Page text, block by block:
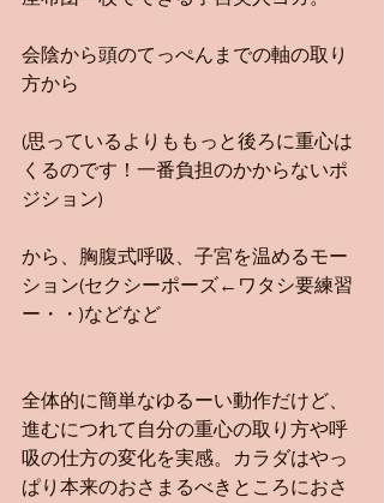
会陰から頭のてっぺんまでの軸の取り
方から
(思っているよりももっと後ろに重心は
くるのです！一番負担のかからないポ
ジション)
から、胸腹式呼吸、子宮を温めるモー
ション(セクシーポーズ←ワタシ要練習
ー・・)などなど
全体的に簡単なゆるーい動作だけど、
進むにつれて自分の重心の取り方や呼
吸の仕方の変化を実感。カラダはやっ
ぱり本来のおさまるべきところにおさ